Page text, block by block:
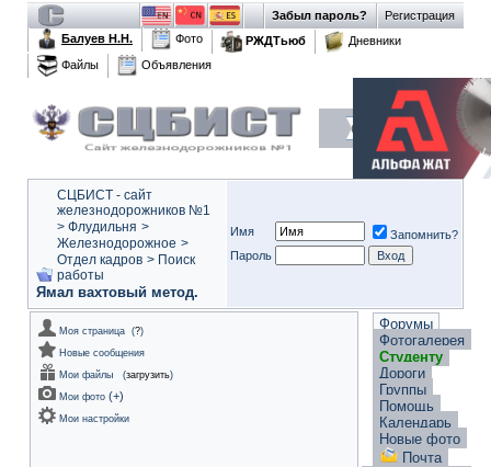
Регистрация
Забыл пароль?
Балуев Н.Н.
Фото РЖДТьюб
Дневники
Файлы
Объявления
СЦБИСТ - сайт
железнодорожников №1
> Флудильня >
Железнодорожное >
Отдел кадров > Поиск
работы
Ямал вахтовый метод.
Имя
Запомнить?
Пароль
Моя страница (?)
Новые сообщения
Мои файлы
(загрузить)
Мои фото (+)
Мои настройки
Форумы
Фотогалерея
Студенту
Дороги
Группы
Помощь
Календарь
Новые фото
Почта